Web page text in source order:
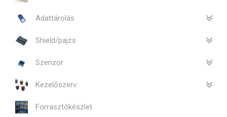
Adattárolás
Shield/pajzs
Szenzor
Kezelőszerv
Forrasztókészlet